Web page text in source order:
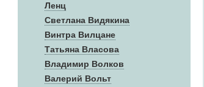
Ленц
Светлана Видякина
Винтра Вилцане
Татьяна Власова
Владимир Волков
Валерий Вольт